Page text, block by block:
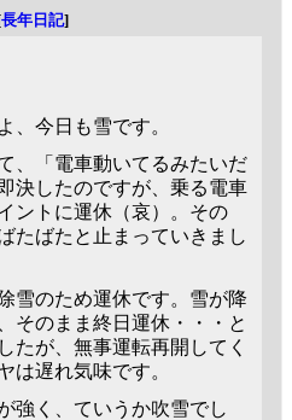
長年日記]
、今日も雪です。
、「電車動いてるみたいだ
決したのですが、乗る電車
ントに運休（哀）。その
たばたと止まっていきまし
雪のため運休です。雪が降
そのまま終日運休・・・と
たが、無事運転再開してく
は遅れ気味です。
強く、ていうか吹雪でし